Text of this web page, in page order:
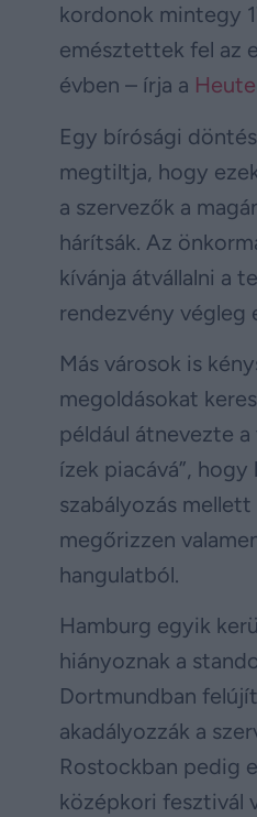
kordonok mintegy
emésztettek fel az
évben – írja a Heute
Egy bírósági
megtiltja, hogy
a szervezők a
hárítsák. Az
kívánja átvállalni a
rendezvény végleg
Más városok is
megoldásokat
például átnevezte a
ízek piacává”, hogy
szabályozás
megőrizzen
hangulatból.
Hamburg egyik
hiányoznak a
Dortmundban
akadályozzák a
Rostockban pedig
középkori fesztivál